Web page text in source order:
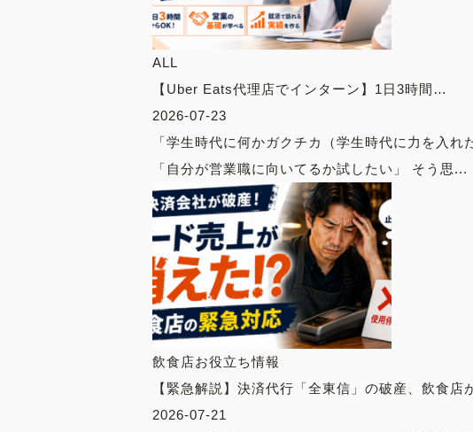
ALL
【Uber Eats代理店でインターン】1日3時間…
2026-07-23
「学生時代に何かガクチカ（学生時代に力を入
「自分が営業職に向いてるか試したい」 そう思...
飲食店お役立ち情報
【緊急解説】決済代行「全東信」の破産、飲食店
2026-07-21